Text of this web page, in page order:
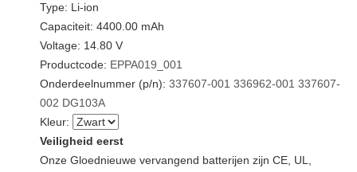
Type: Li-ion
Capaciteit: 4400.00 mAh
Voltage: 14.80 V
Productcode: EPPA019_001
Onderdeelnummer (p/n): 337607-001 336962-001 337607-
002 DG103A
Kleur:
Veiligheid eerst
Onze Gloednieuwe vervangend batterijen zijn CE, UL,